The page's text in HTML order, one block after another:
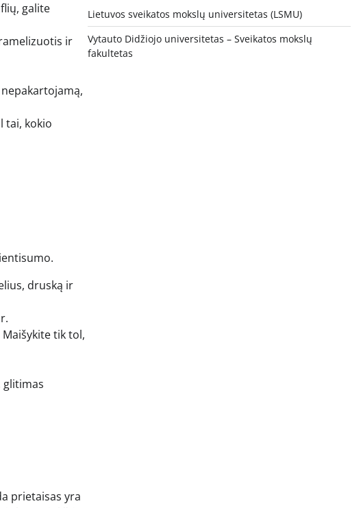
galite
ir
tai, kokio
druską ir
tik tol,
glitimas
prietaisas yra
Lietuvos sveikatos mokslų universitetas (LSMU)
Vytauto Didžiojo universitetas – Sveikatos mokslų
fakultetas